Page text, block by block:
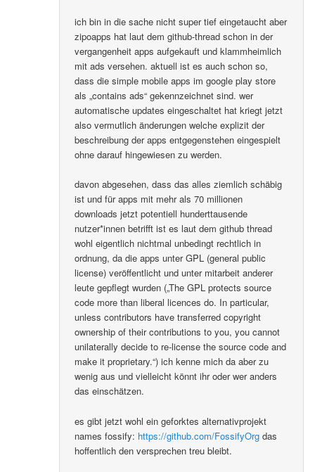
ich bin in die sache nicht super tief eingetaucht aber
zipoapps hat laut dem github-thread schon in der
vergangenheit apps aufgekauft und klammheimlich
mit ads versehen. aktuell ist es auch schon so,
dass die simple mobile apps im google play store
als „contains ads“ gekennzeichnet sind. wer
automatische updates eingeschaltet hat kriegt jetzt
also vermutlich änderungen welche explizit der
beschreibung der apps entgegenstehen eingespielt
ohne darauf hingewiesen zu werden.
davon abgesehen, dass das alles ziemlich schäbig
ist und für apps mit mehr als 70 millionen
downloads jetzt potentiell hunderttausende
nutzer*innen betrifft ist es laut dem github thread
wohl eigentlich nichtmal unbedingt rechtlich in
ordnung, da die apps unter GPL (general public
license) veröffentlicht und unter mitarbeit anderer
leute gepflegt wurden („The GPL protects source
code more than liberal licences do. In particular,
unless contributors have transferred copyright
ownership of their contributions to you, you cannot
unilaterally decide to re-license the source code and
make it proprietary.“) ich kenne mich da aber zu
wenig aus und vielleicht könnt ihr oder wer anders
das einschätzen.
es gibt jetzt wohl ein geforktes alternativprojekt
names fossify: https://github.com/FossifyOrg das
hoffentlich den versprechen treu bleibt.